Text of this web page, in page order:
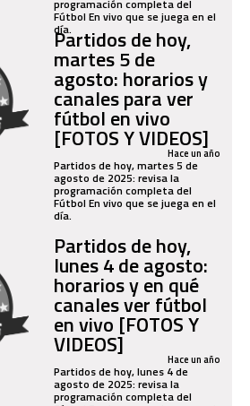
programación completa del
Fútbol En vivo que se juega en el
día.
Partidos de hoy,
martes 5 de
agosto: horarios y
canales para ver
fútbol en vivo
[FOTOS Y VIDEOS]
Hace un año
Partidos de hoy, martes 5 de
agosto de 2025: revisa la
programación completa del
Fútbol En vivo que se juega en el
día.
Partidos de hoy,
lunes 4 de agosto:
horarios y en qué
canales ver fútbol
en vivo [FOTOS Y
VIDEOS] Hace un año
Partidos de hoy, lunes 4 de
agosto de 2025: revisa la
programación completa del